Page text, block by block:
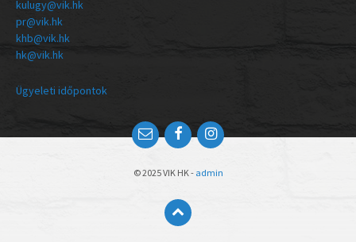
kulugy@vik.hk
pr@vik.hk
khb@vik.hk
hk@vik.hk
Ügyeleti időpontok
© 2025 VIK HK - admin